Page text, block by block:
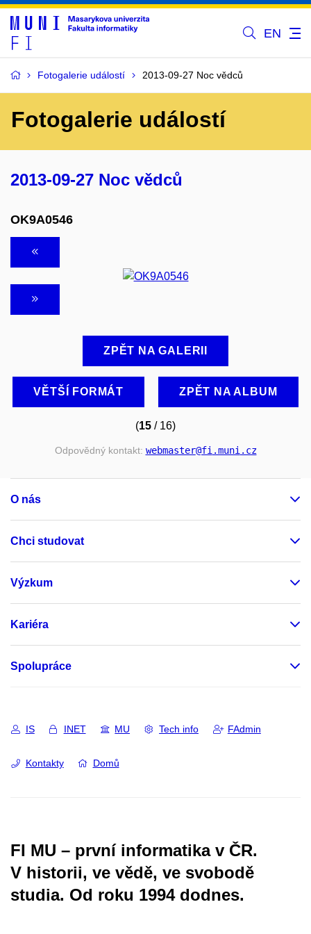
EN
Fotogalerie událostí 2013-09-27 Noc vědců
Fotogalerie událostí
2013-09-27 Noc vědců
OK9A0546
ZPĚT NA GALERII
VĚTŠÍ FORMÁT ZPĚT NA ALBUM
(15 / 16)
Odpovědný kontakt: webmaster@fi.muni.cz
O nás
Chci studovat
Výzkum
Kariéra
Spolupráce
IS INET MU Tech info FAdmin
Kontakty Domů
FI MU – první informatika v ČR.
V historii, ve vědě, ve svobodě
studia. Od roku 1994 dodnes.